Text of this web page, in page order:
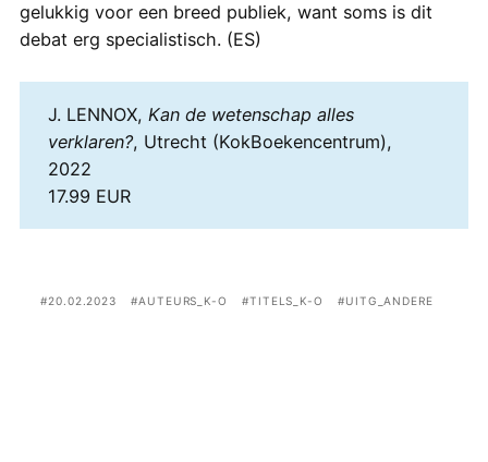
gelukkig voor een breed publiek, want soms is dit
debat erg specialistisch. (ES)
J. LENNOX, Kan de wetenschap alles
verklaren?, Utrecht (KokBoekencentrum),
2022
17.99 EUR
20.02.2023 AUTEURS_K-O TITELS_K-O UITG_ANDERE